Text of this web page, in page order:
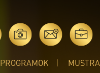
PROGRAMOK MUSTRA